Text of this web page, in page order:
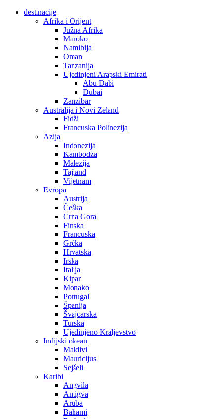
destinacije
Afrika i Orijent
Južna Afrika
Maroko
Namibija
Oman
Tanzanija
Ujedinjeni Arapski Emirati
Abu Dabi
Dubai
Zanzibar
Australija i Novi Zeland
Fidži
Francuska Polinezija
Azija
Indonezija
Kambodža
Malezija
Tajland
Vijetnam
Evropa
Austrija
Češka
Crna Gora
Finska
Francuska
Grčka
Hrvatska
Irska
Italija
Kipar
Monako
Portugal
Španija
Švajcarska
Turska
Ujedinjeno Kraljevstvo
Indijski okean
Maldivi
Mauricijus
Sejšeli
Karibi
Angvila
Antigva
Aruba
Bahami